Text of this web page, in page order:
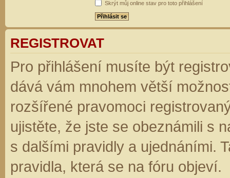
Skrýt můj online stav pro toto přihlášení
REGISTROVAT
Pro přihlášení musíte být
dává vám mnohem větší
rozšířené pravomoci
ujistěte, že jste se obeznámili s
s dalšími pravidly a ujednáními.
pravidla, která se na fóru objeví.